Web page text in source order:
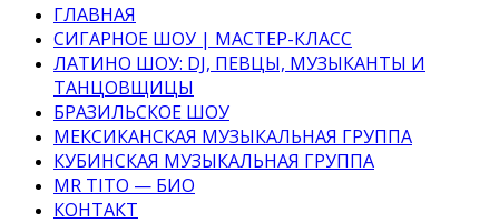
ГЛАВНАЯ
СИГАРНОЕ ШОУ | МАСТЕР-КЛАСС
ЛАТИНО ШОУ: DJ, ПЕВЦЫ, МУЗЫКАНТЫ И
ТАНЦОВЩИЦЫ
БРАЗИЛЬСКОЕ ШОУ
МЕКСИКАНСКАЯ МУЗЫКАЛЬНАЯ ГРУППА
КУБИНСКАЯ МУЗЫКАЛЬНАЯ ГРУППА
MR TITO — БИО
КОНТАКТ